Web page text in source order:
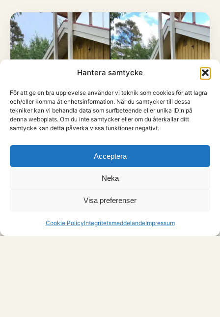
Hantera samtycke
För att ge en bra upplevelse använder vi teknik som cookies för att lagra
och/eller komma åt enhetsinformation. När du samtycker till dessa
tekniker kan vi behandla data som surfbeteende eller unika ID:n på
denna webbplats. Om du inte samtycker eller om du återkallar ditt
samtycke kan detta påverka vissa funktioner negativt.
Acceptera
Neka
Visa preferenser
Cookie PolicyIntegritetsmeddelandeImpressum
Och förstås hela villafasaden.